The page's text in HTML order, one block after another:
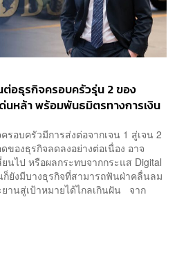
ต่อธุรกิจครอบครัวรุ่น 2 ของ
นหล้า พร้อมพันธมิตรทางการเงิน
รอบครัวมีการส่งต่อจากเจน 1 สู่เจน 2
ของธุรกิจลดลงอย่างต่อเนื่อง อาจ
นไป หรือผลกระทบจากกระแส Digital
ยังมีบางธุรกิจที่สามารถฟันฝ่าคลื่นลม
านสู่เป้าหมายได้ไกลเกินฝัน จาก